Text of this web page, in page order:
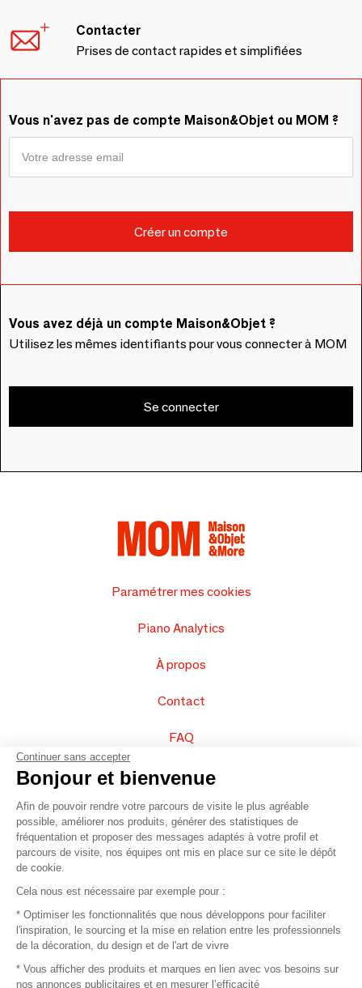
Contacter
Prises de contact rapides et simplifiées
Vous n'avez pas de compte Maison&Objet ou MOM ?
Vous avez déjà un compte Maison&Objet ?
Utilisez les mêmes identifiants pour vous connecter à MOM
Se connecter
Paramétrer mes cookies
Piano Analytics
À propos
Contact
FAQ
Vendez vos produits
Plan du site
© 2016 –Organisation SAFI
Recrutement
Continuer sans accepter
Bonjour et bienvenue
Afin de pouvoir rendre votre parcours de visite le plus agréable
possible, améliorer nos produits, générer des statistiques de
fréquentation et proposer des messages adaptés à votre profil et
parcours de visite, nos équipes ont mis en place sur ce site le dépôt
de cookie.
Cela nous est nécessaire par exemple pour :
* Optimiser les fonctionnalités que nous développons pour faciliter
l'inspiration, le sourcing et la mise en relation entre les professionnels
de la décoration, du design et de l'art de vivre
* Vous afficher des produits et marques en lien avec vos besoins sur
nos annonces publicitaires et en mesurer l’efficacité